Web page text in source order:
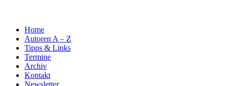
Home
Autoren A – Z
Tipps & Links
Termine
Archiv
Kontakt
Newsletter